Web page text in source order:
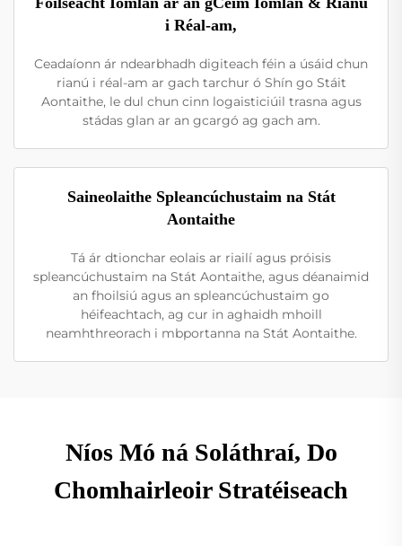
i Réal-am,
Ceadaíonn ár ndearbhadh digiteach féin a úsáid chun
rianú i réal-am ar gach tarchur ó Shín go Stáit
Aontaithe, le dul chun cinn logaisticiúil trasna agus
stádas glan ar an gcargó ag gach am.
Saineolaithe Spleancúchustaim na Stát
Aontaithe
Tá ár dtionchar eolais ar riailí agus próisis
spleancúchustaim na Stát Aontaithe, agus déanaimid
an fhoilsiú agus an spleancúchustaim go
héifeachtach, ag cur in aghaidh mhoill
neamhthreorach i mbportanna na Stát Aontaithe.
Níos Mó ná Soláthraí, Do
Chomhairleoir Stratéiseach